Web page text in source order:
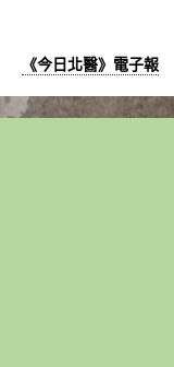
《今日北醫》電子報